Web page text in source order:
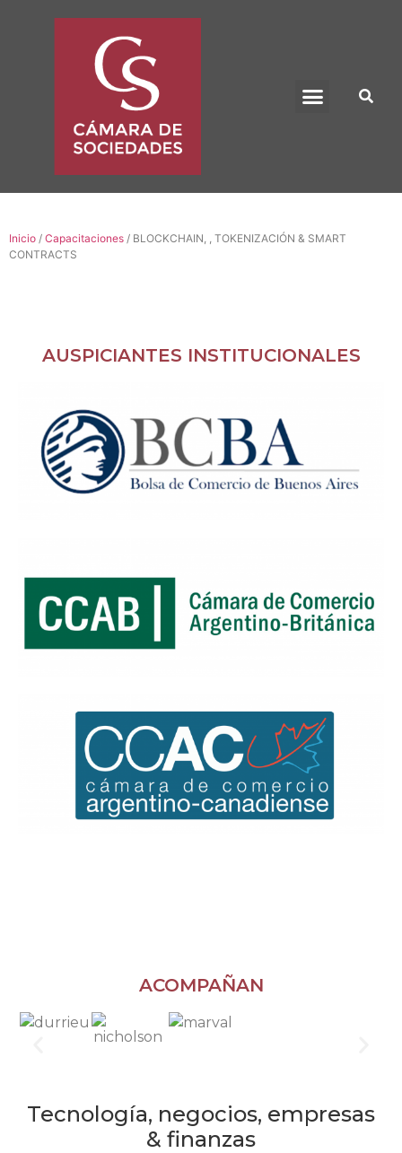
Inicio / Capacitaciones / BLOCKCHAIN, , TOKENIZACIÓN & SMART
CONTRACTS
AUSPICIANTES INSTITUCIONALES
ACOMPAÑAN
Tecnología, negocios, empresas
& finanzas